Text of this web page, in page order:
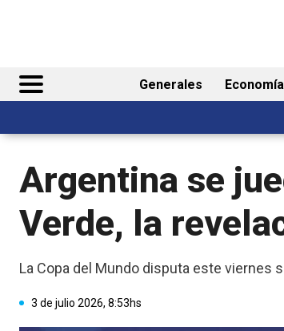
Generales Economía
Argentina se
Verde, la
La Copa del Mundo disputa este
3 de julio 2026, 8:53hs